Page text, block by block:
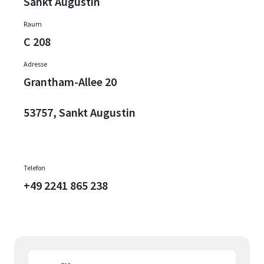
Raum
C 208
Adresse
Grantham-Allee 20
53757, Sankt Augustin
Telefon
+49 2241 865 238